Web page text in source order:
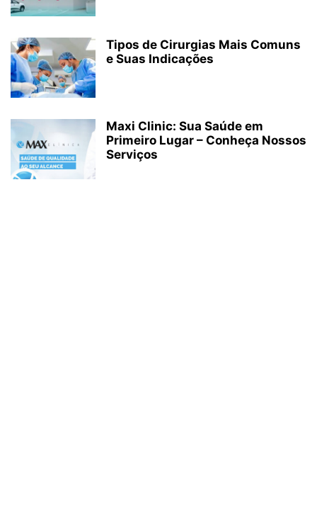
Tipos de Cirurgias Mais Comuns
e Suas Indicações
Maxi Clinic: Sua Saúde em
Primeiro Lugar – Conheça Nossos
Serviços